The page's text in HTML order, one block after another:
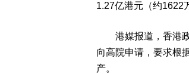
1.27亿港元（约1622
港媒报道，香港政
向高院申请，要求根
产。